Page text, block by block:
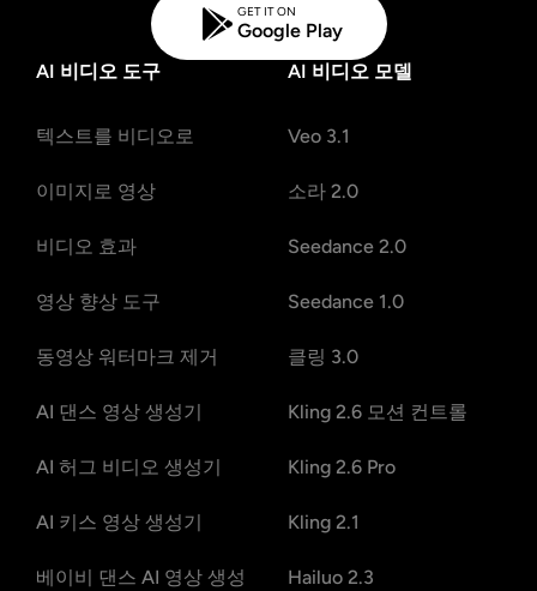
GET IT ON
Google Play
AI 비디오 도구
텍스트를 비디오로
이미지로 영상
비디오 효과
영상 향상 도구
동영상 워터마크 제거
AI 댄스 영상 생성기
AI 허그 비디오 생성기
AI 키스 영상 생성기
베이비 댄스 AI 영상 생성
AI 비디오 모델
Veo 3.1
소라 2.0
Seedance 2.0
Seedance 1.0
클링 3.0
Kling 2.6 모션 컨트롤
Kling 2.6 Pro
Kling 2.1
Hailuo 2.3